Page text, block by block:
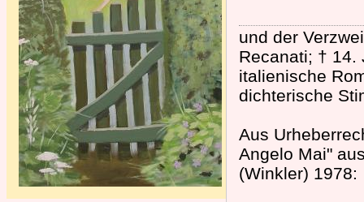
und der
Recanati; † 14.
italienische
dichterische
Aus
Angelo Mai"
(Winkler) 1978: